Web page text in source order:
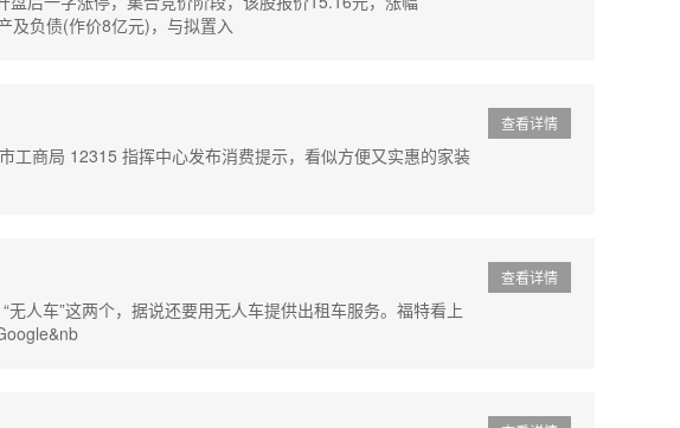
及负债(作价8亿元)，与拟置入
查看详情
工商局 12315 指挥中心发布消费提示，看似方便又实惠的家装
查看详情
人车”这两个，据说还要用无人车提供出租车服务。福特看上